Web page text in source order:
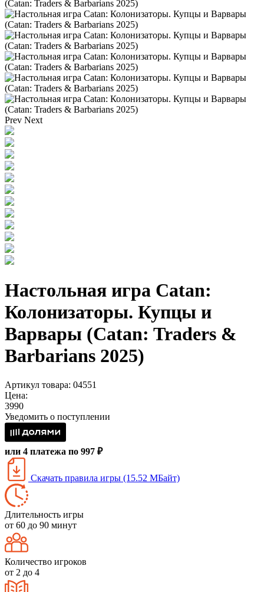
Prev Next
Настольная игра Catan:
Колонизаторы. Купцы и
Варвары (Catan: Traders &
Barbarians 2025)
Артикул товара: 04551
Цена:
3990
Уведомить о поступлении
или 4 платежа по 997 ₽
Скачать правила игры (15.52 МБайт)
Длительность игры
от 60 до 90 минут
Количество игроков
от 2 до 4